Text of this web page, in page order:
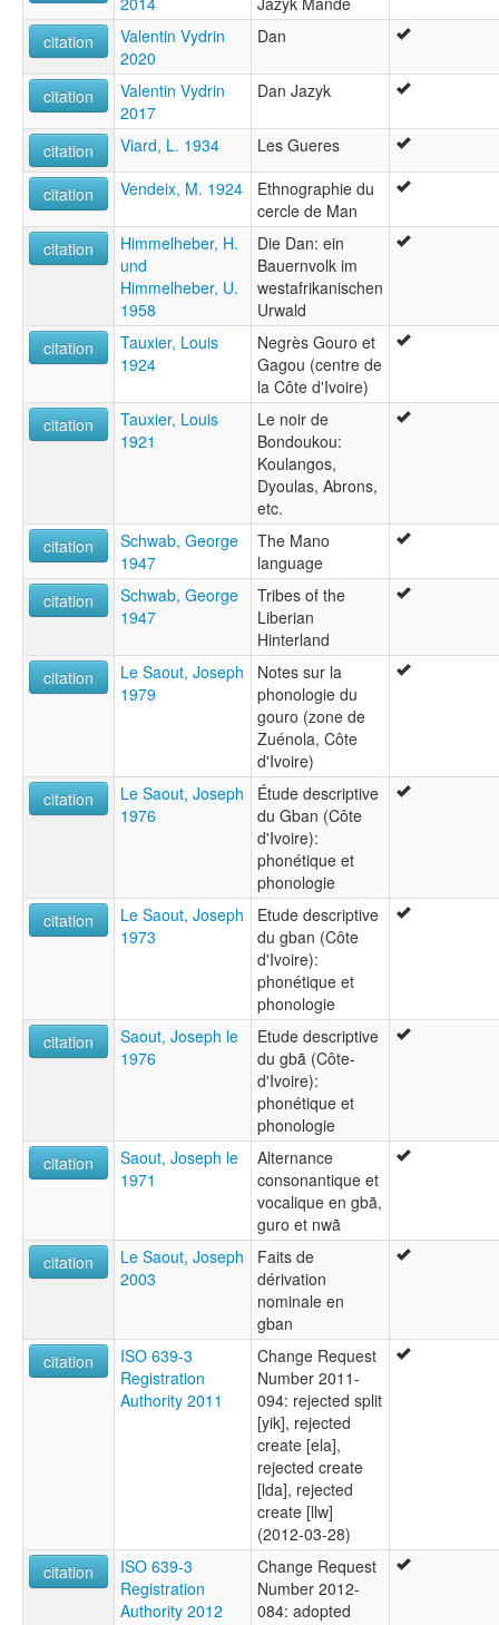
citation
Valentin Vydrin
2020
Dan
citation
Valentin Vydrin
2017
Dan Jazyk
citation Viard, L. 1934 Les Gueres
citation Vendeix, M. 1924
Ethnographie du
cercle de Man
citation
Himmelheber, H.
und
Himmelheber, U.
1958
Die Dan: ein
Bauernvolk im
westafrikanischen
Urwald
citation
Tauxier, Louis
1924
Negrès Gouro et
Gagou (centre de
la Côte d'Ivoire)
citation
Tauxier, Louis
1921
Le noir de
Bondoukou:
Koulangos,
Dyoulas, Abrons,
etc.
citation
Schwab, George
1947
The Mano
language
citation
Schwab, George
1947
Tribes of the
Liberian
Hinterland
citation
Le Saout, Joseph
1979
Notes sur la
phonologie du
gouro (zone de
Zuénola, Côte
d'Ivoire)
citation
Le Saout, Joseph
1976
Étude descriptive
du Gban (Côte
d'Ivoire):
phonétique et
phonologie
citation
Le Saout, Joseph
1973
Etude descriptive
du gban (Côte
d'Ivoire):
phonétique et
phonologie
citation
Saout, Joseph le
1976
Etude descriptive
du gbã (Côte-
d'Ivoire):
phonétique et
phonologie
citation
Saout, Joseph le
1971
Alternance
consonantique et
vocalique en gbã,
guro et nwã
citation
Le Saout, Joseph
2003
Faits de
dérivation
nominale en
gban
citation
ISO 639-3
Registration
Authority 2011
Change Request
Number 2011-
094: rejected split
[yik], rejected
create [ela],
rejected create
[lda], rejected
create [llw]
(2012-03-28)
citation
ISO 639-3
Registration
Authority 2012
Change Request
Number 2012-
084: adopted